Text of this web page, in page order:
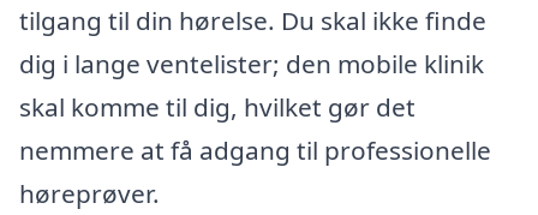
tilgang til din hørelse. Du skal ikke finde
dig i lange ventelister; den mobile klinik
skal komme til dig, hvilket gør det
nemmere at få adgang til professionelle
høreprøver.